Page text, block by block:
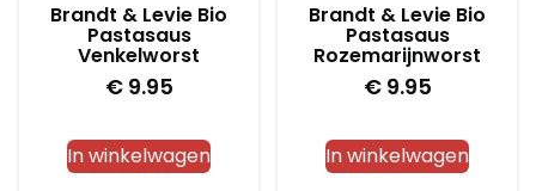
Brandt & Levie Bio
Pastasaus
Venkelworst
€ 9.95
In winkelwagen
Brandt & Levie Bio
Pastasaus
Rozemarijnworst
€ 9.95
In winkelwagen